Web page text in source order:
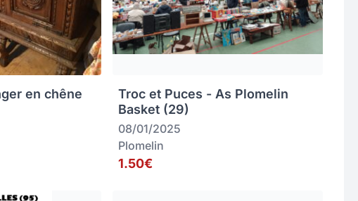
en chêne
Troc et Puces - As Plomelin
Basket (29)
08/01/2025
Plomelin
1.50€